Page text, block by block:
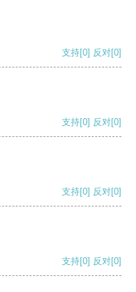
支持[0] 反对[0]
支持[0] 反对[0]
支持[0] 反对[0]
支持[0] 反对[0]